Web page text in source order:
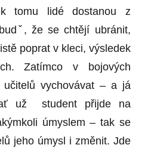
tomu lidé dostanou z
že se chtějí ubránit,
poprat v kleci, výsledek
Zatímco v bojových
vychovávat – a já
už student přijde na
úmyslem – tak se
jeho úmysl i změnit. Jde